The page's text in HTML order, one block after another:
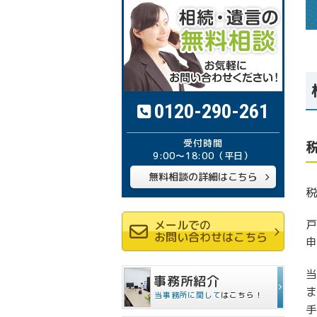
0120-290-261
9:00～18:00 （平日）
無料相談の詳細はこちら
メールでの
お問い合わせはこちら
事務所紹介
当事務所に関してはこちら！